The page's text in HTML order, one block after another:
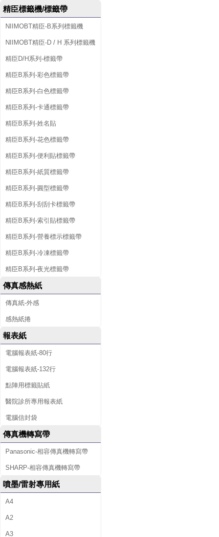
精臣標籤機/標籤帶
NIIMOBT精臣-B系列標籤機
NIIMOBT精臣-D / H 系列標籤機
精臣D/H系列-標籤帶
精臣B系列-彩色標籤帶
精臣B系列-白色標籤帶
精臣B系列-卡通標籤帶
精臣B系列-姓名貼
精臣B系列-花色標籤帶
精臣B系列-便利貼標籤帶
精臣B系列-紙質標籤帶
精臣B系列-圓型標籤帶
精臣B系列-刮刮卡標籤帶
精臣B系列-索引貼標籤帶
精臣B系列-營養標示標籤帶
精臣B系列-冷凍標籤帶
精臣B系列-夜光標籤帶
傳真感熱紙
傳真紙-外感
感熱紙捲
報表紙
電腦報表紙-80行
電腦報表紙-132行
點陣用標籤貼紙
醫院診所專用報表紙
電腦信封袋
傳真機轉寫帶
Panasonic-相容傳真機轉寫帶
SHARP-相容傳真機轉寫帶
噴墨/雷射專用紙
A4
A2
A3